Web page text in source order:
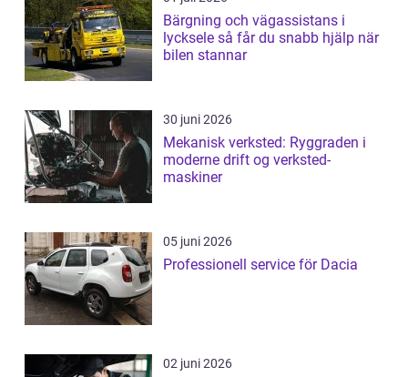
Bärgning och vägassistans i
lycksele så får du snabb hjälp när
bilen stannar
30 juni 2026
Mekanisk verksted: Ryggraden i
moderne drift og verksted-
maskiner
05 juni 2026
Professionell service för Dacia
02 juni 2026